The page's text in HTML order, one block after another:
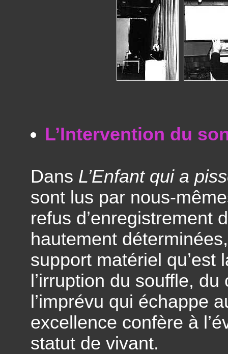
L’Intervention du
Dans L’Enfant qui a
sont lus par nous-
refus d’enregistrement
hautement
support matériel qu’est
l’irruption du souffle,
l’imprévu qui échappe
excellence confère à
statut de vivant.